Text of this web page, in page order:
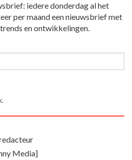
iedere donderdag al het
per maand een nieuwsbrief met
en ontwikkelingen.
Media]